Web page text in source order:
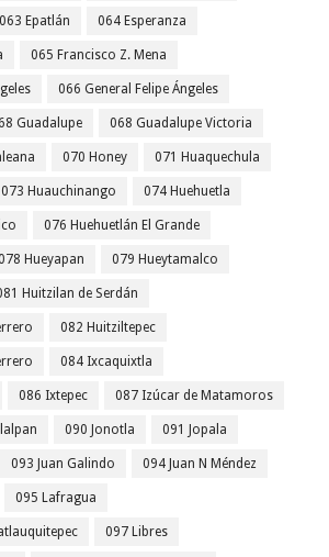
063 Epatlán 064 Esperanza
065 Francisco Z. Mena
066 General Felipe Ángeles
Guadalupe 068 Guadalupe Victoria
070 Honey 071 Huaquechula
073 Huauchinango 074 Huehuetla
076 Huehuetlán El Grande
Hueyapan 079 Hueytamalco
Huitzilan de Serdán
082 Huitziltepec
084 Ixcaquixtla
086 Ixtepec 087 Izúcar de Matamoros
090 Jonotla 091 Jopala
093 Juan Galindo 094 Juan N Méndez
095 Lafragua
097 Libres